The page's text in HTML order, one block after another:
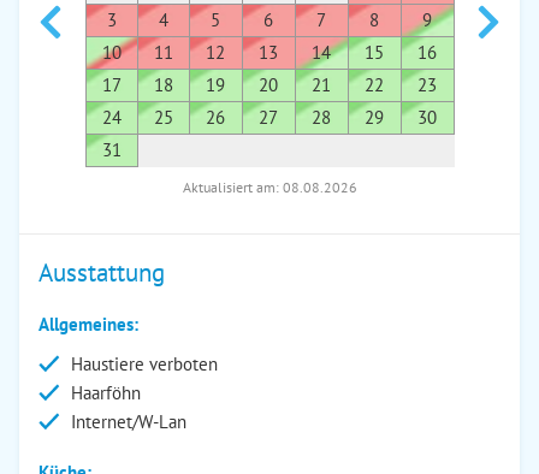
3
4 5 6 7 8
9
10
11 12 13 14 15
16
17
18 19 20 21 22
23
24
25 26 27 28 29
30
31
7
Aktualisiert am: 08.08.2026
Ausstattung
Allgemeines:
Haustiere verboten
Haarföhn
Internet/W-Lan